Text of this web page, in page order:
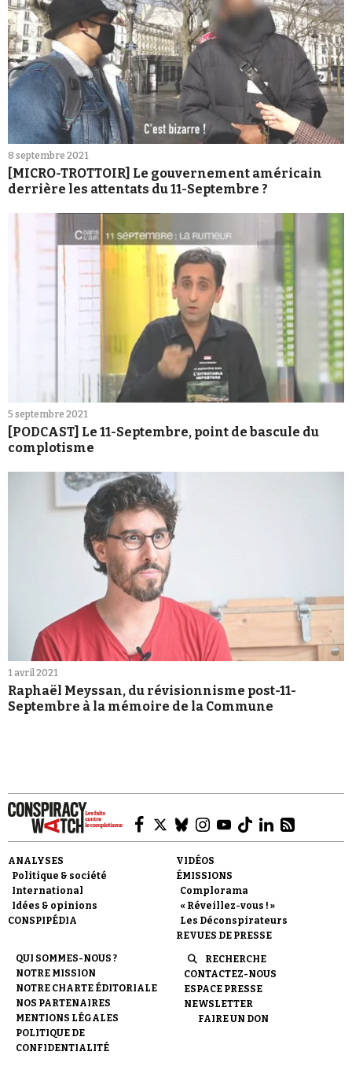
8 septembre 2021
[MICRO-TROTTOIR] Le gouvernement américain
derrière les attentats du 11-Septembre ?
5 septembre 2021
[PODCAST] Le 11-Septembre, point de bascule du
complotisme
1 avril 2021
Raphaël Meyssan, du révisionnisme post-11-
Septembre à la mémoire de la Commune
ANALYSES
Politique & société
International
Idées & opinions
CONSPIPÉDIA
VIDÉOS
ÉMISSIONS
Complorama
« Réveillez-vous ! »
Les Déconspirateurs
REVUES DE PRESSE
QUI SOMMES-NOUS ?
NOTRE MISSION
NOTRE CHARTE ÉDITORIALE
NOS PARTENAIRES
MENTIONS LÉGALES
POLITIQUE DE
CONFIDENTIALITÉ
RECHERCHE
CONTACTEZ-NOUS
ESPACE PRESSE
NEWSLETTER
FAIRE UN DON